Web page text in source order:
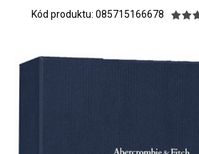
Kód produktu: 085715166678